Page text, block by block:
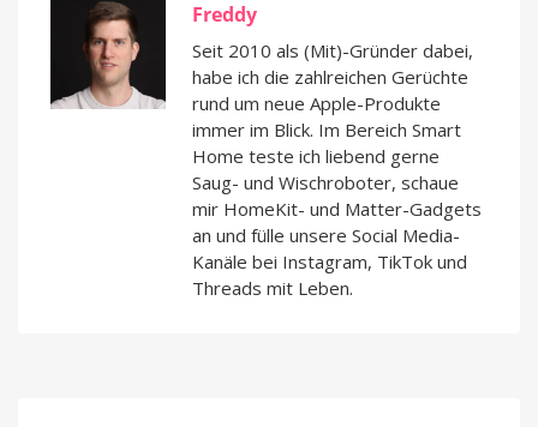
Freddy
Seit 2010 als (Mit)-Gründer dabei,
habe ich die zahlreichen Gerüchte
rund um neue Apple-Produkte
immer im Blick. Im Bereich Smart
Home teste ich liebend gerne
Saug- und Wischroboter, schaue
mir HomeKit- und Matter-Gadgets
an und fülle unsere Social Media-
Kanäle bei Instagram, TikTok und
Threads mit Leben.